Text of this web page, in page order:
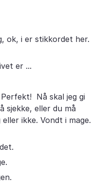
ok, i er stikkordet her.
er ...
Nå skal jeg gi
sjekke, eller du må
ikke. Vondt i mage.